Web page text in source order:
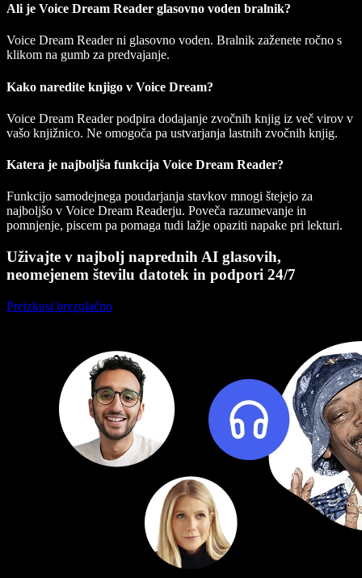
Ali je Voice Dream Reader glasovno voden bralnik?
Voice Dream Reader ni glasovno voden. Bralnik zaženete ročno s
klikom na gumb za predvajanje.
Kako naredite knjigo v Voice Dream?
Voice Dream Reader podpira dodajanje zvočnih knjig iz več virov v
vašo knjižnico. Ne omogoča pa ustvarjanja lastnih zvočnih knjig.
Katera je najboljša funkcija Voice Dream Reader?
Funkcijo samodejnega poudarjanja stavkov mnogi štejejo za
najboljšo v Voice Dream Readerju. Poveča razumevanje in
pomnjenje, piscem pa pomaga tudi lažje opaziti napake pri lekturi.
Uživajte v najbolj naprednih AI glasovih,
neomejenem številu datotek in podpori 24/7
Preizkusi brezplačno